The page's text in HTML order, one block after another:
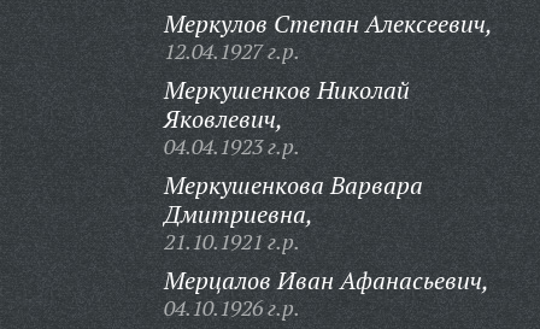
Меркулов Степан Алексеевич,
12.04.1927 г.р.
Меркушенков Николай
Яковлевич,
04.04.1923 г.р.
Меркушенкова Варвара
Дмитриевна,
21.10.1921 г.р.
Мерцалов Иван Афанасьевич,
04.10.1926 г.р.